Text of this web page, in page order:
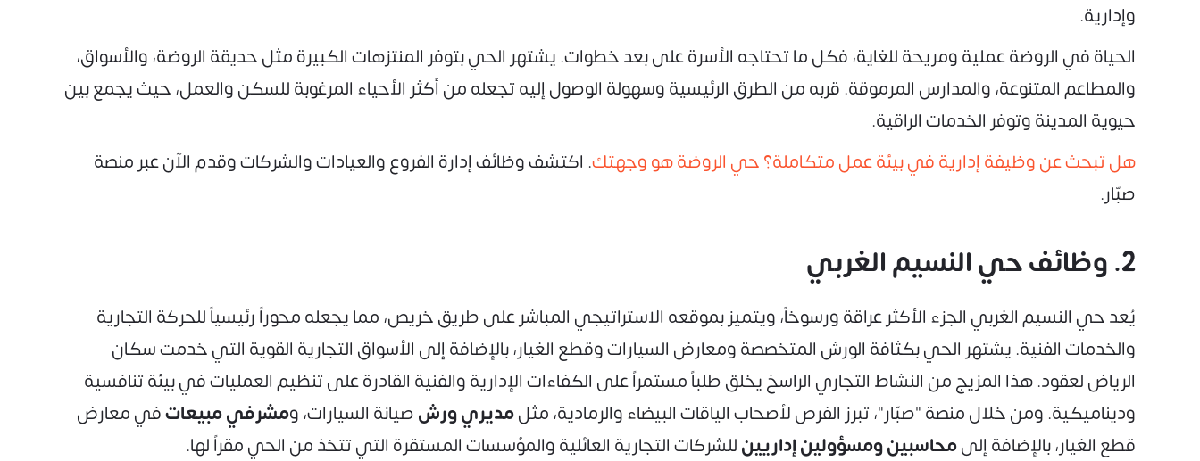
وإدارية.
الحياة في الروضة عملية ومريحة للغاية، فكل ما تحتاجه الأسرة على بعد خطوات. يشتهر الحي بتوفر المنتزهات الكبيرة مثل حديقة الروضة، والأسواق،
والمطاعم المتنوعة، والمدارس المرموقة. قربه من الطرق الرئيسية وسهولة الوصول إليه تجعله من أكثر الأحياء المرغوبة للسكن والعمل، حيث يجمع بين
حيوية المدينة وتوفر الخدمات الراقية.
هل تبحث عن وظيفة إدارية في بيئة عمل متكاملة؟ حي الروضة هو وجهتك. اكتشف وظائف إدارة الفروع والعيادات والشركات وقدم الآن عبر منصة
صبّار.
2. وظائف حي النسيم الغربي
يُعد حي النسيم الغربي الجزء الأكثر عراقة ورسوخاً، ويتميز بموقعه الاستراتيجي المباشر على طريق خريص، مما يجعله محوراً رئيسياً للحركة التجارية
والخدمات الفنية. يشتهر الحي بكثافة الورش المتخصصة ومعارض السيارات وقطع الغيار، بالإضافة إلى الأسواق التجارية القوية التي خدمت سكان
الرياض لعقود. هذا المزيج من النشاط التجاري الراسخ يخلق طلباً مستمراً على الكفاءات الإدارية والفنية القادرة على تنظيم العمليات في بيئة تنافسية
وديناميكية. ومن خلال منصة "صبّار"، تبرز الفرص لأصحاب الياقات البيضاء والرمادية، مثلمديري ورشصيانة السيارات، ومشرفي مبيعاتفي معارض
قطع الغيار، بالإضافة إلىمحاسبين ومسؤولين إداريينللشركات التجارية العائلية والمؤسسات المستقرة التي تتخذ من الحي مقراً لها.